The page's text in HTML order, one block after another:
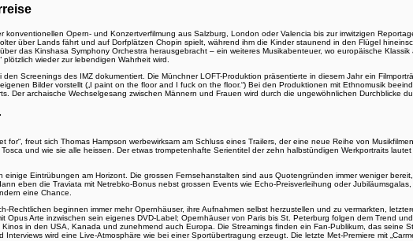
konventionellen Opern- und Konzertverfilmung aus Salzburg, London oder Valencia bis zur irrwitzigen
über Lands fährt und auf Dorfplätzen Chopin spielt, während ihm die Kinder staunend in den Flügel
das Kinshasa Symphony Orchestra herausgebracht – ein weiteres Musikabenteuer, wo europäische
wieder zur lebendigen Wahrheit wird.
Screenings des IMZ dokumentiert. Die Münchner LOFT-Produktion präsentierte in diesem Jahr ein
Bilder vorstellt („I paint on the floor and I fuck on the floor.“) Bei den Produktionen mit Ethnomusik
Der archaische Wechselgesang zwischen Männern und Frauen wird durch die ungewöhnlichen Durchblicke
for“, freut sich Thomas Hampson werbewirksam am Schluss eines Trailers, der eine neue Reihe von
und wie sie alle heissen. Der etwas trompetenhafte Serientitel der zehn halbstündigen Werkportraits
einige Eintrübungen am Horizont. Die grossen Fernsehanstalten sind aus Quotengründen immer weniger
eben die Traviata mit Netrebko-Bonus nebst grossen Events wie Echo-Preisverleihung oder
eine Chance.
Rechtlichen beginnen immer mehr Opernhäuser, ihre Aufnahmen selbst herzustellen und zu vermarkten,
Opus Arte inzwischen sein eigenes DVD-Label; Opernhäuser von Paris bis St. Peterburg folgen dem Trend
in den USA, Kanada und zunehmend auch Europa. Die Streamings finden ein Fan-Publikum, das
Interviews wird eine Live-Atmosphäre wie bei einer Sportübertragung erzeugt. Die letzte Met-Premiere mit